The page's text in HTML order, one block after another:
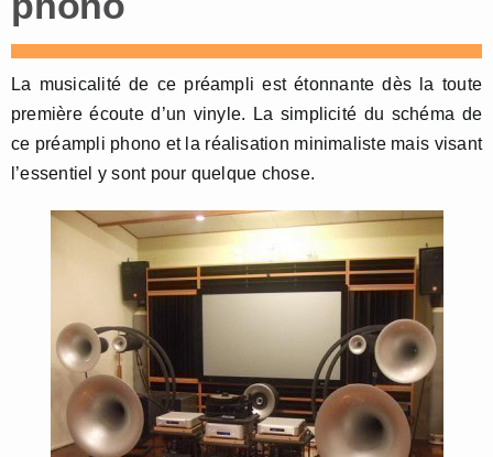
La musicalité de ce préampli est étonnante dès la toute
première écoute d’un vinyle. La simplicité du schéma de
ce préampli phono et la réalisation minimaliste mais visant
l’essentiel y sont pour quelque chose.